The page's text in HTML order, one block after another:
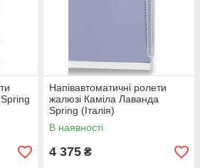
Напівавтоматичні ролети
жалюзі Каміла Лаванда
Spring (Італія)
В наявності
4 375 ₴